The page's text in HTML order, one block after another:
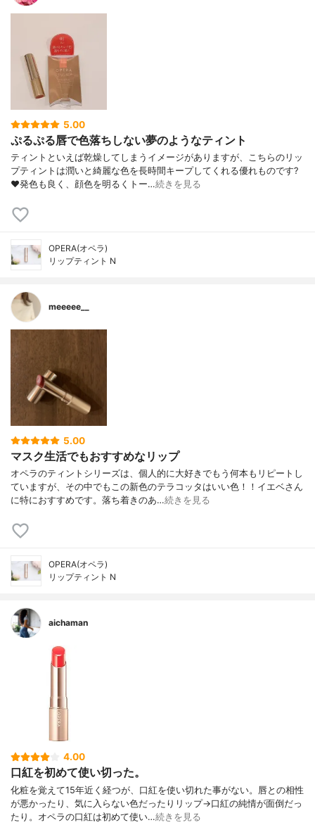
5.00
ぷるぷる唇で色落ちしない夢のようなティント
ティントといえば乾燥してしまうイメージがありますが、こちらのリッ
プティントは潤いと綺麗な色を長時間キープしてくれる優れものです?
❤️発色も良く、顔色を明るくトー…続きを見る
OPERA(オペラ)
リップティント N
meeeee__
5.00
マスク生活でもおすすめなリップ
オペラのティントシリーズは、個人的に大好きでもう何本もリピートし
ていますが、その中でもこの新色のテラコッタはいい色！！イエベさん
に特におすすめです。落ち着きのあ…続きを見る
OPERA(オペラ)
リップティント N
aichaman
4.00
口紅を初めて使い切った。
化粧を覚えて15年近く経つが、口紅を使い切れた事がない。唇との相性
が悪かったり、気に入らない色だったりリップ→口紅の純情が面倒だっ
たり。オペラの口紅は初めて使い…続きを見る